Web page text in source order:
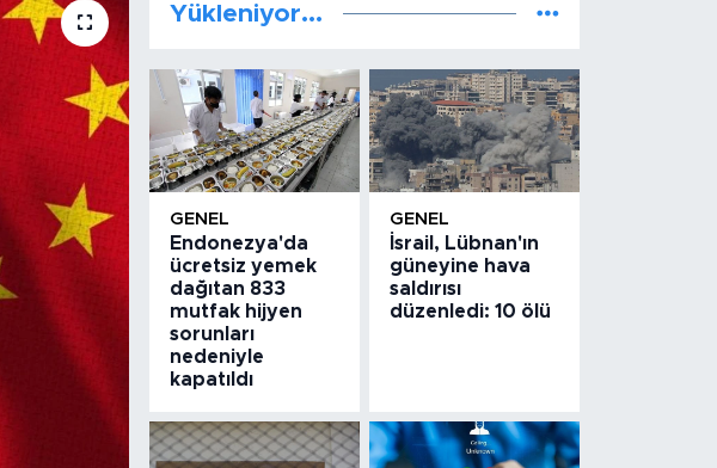
Yükleniyor...
GENEL
Endonezya'da
ücretsiz yemek
dağıtan 833
mutfak hijyen
sorunları
nedeniyle
kapatıldı
GENEL
İsrail, Lübnan'ın
güneyine hava
saldırısı
düzenledi: 10 ölü